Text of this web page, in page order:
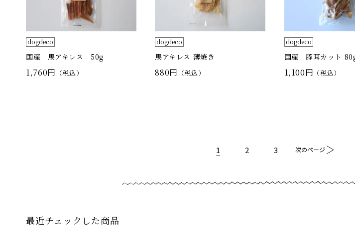
dogdeco
国産 馬アキレス 50g
1,760円 （税込）
dogdeco
馬アキレス 薄焼き
880円 （税込）
dogdeco
国産 豚耳カット
1,100円 （税込）
1 2 3 次のページ
最近チェックした商品